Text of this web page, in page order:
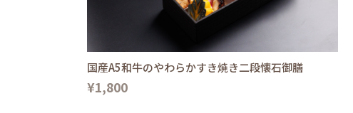
国産A5和牛のやわらかすき焼き二段懐石御膳
¥1,800